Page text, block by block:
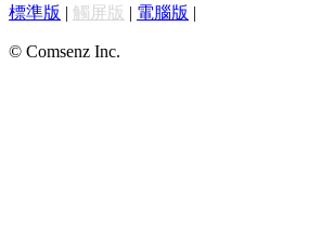
標準版 | 觸屏版 | 電腦版 |
© Comsenz Inc.